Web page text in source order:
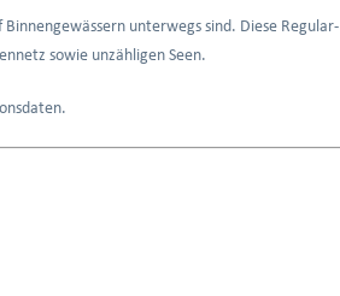
unterwegs sind. Diese Regular-
sowie unzähligen Seen.